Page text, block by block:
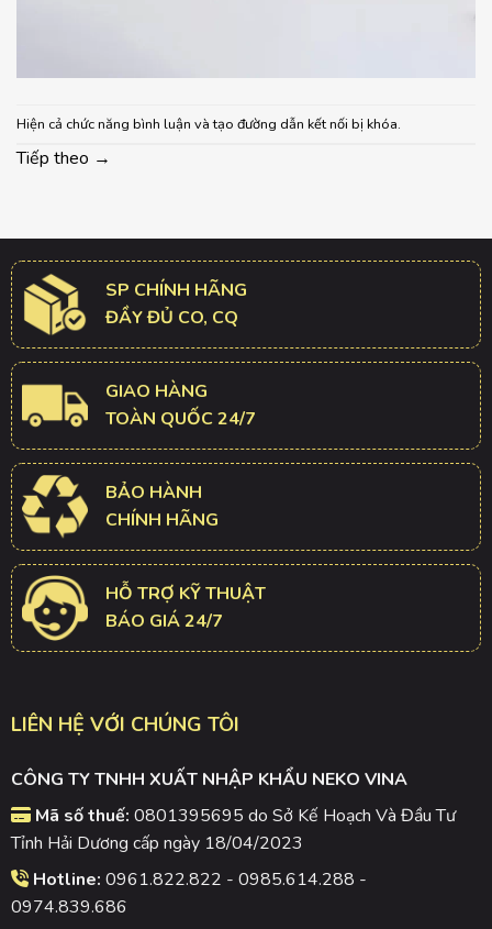
Hiện cả chức năng bình luận và tạo đường dẫn kết nối bị khóa.
Tiếp theo →
SP CHÍNH HÃNG
ĐẦY ĐỦ CO, CQ
GIAO HÀNG
TOÀN QUỐC 24/7
BẢO HÀNH
CHÍNH HÃNG
HỖ TRỢ KỸ THUẬT
BÁO GIÁ 24/7
LIÊN HỆ VỚI CHÚNG TÔI
CÔNG TY TNHH XUẤT NHẬP KHẨU NEKO VINA
Mã số thuế: 0801395695 do Sở Kế Hoạch Và Đầu Tư
Tỉnh Hải Dương cấp ngày 18/04/2023
Hotline: 0961.822.822 - 0985.614.288 -
0974.839.686